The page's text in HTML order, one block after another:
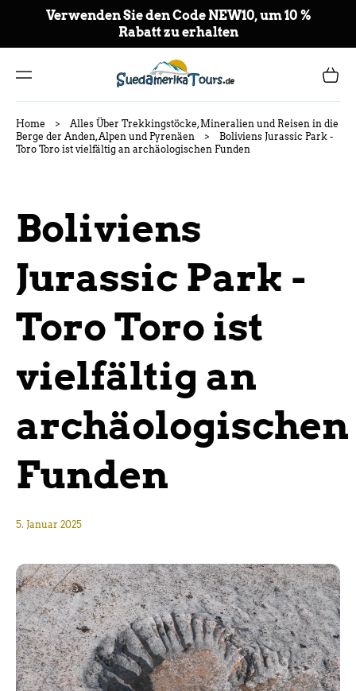
LT
Verwenden Sie den Code NEW10, um 10 %
Rabatt zu erhalten
Home >
Alles Über Trekkingstöcke, Mineralien und Reisen in die
Berge der Anden, Alpen und Pyrenäen
>
Boliviens Jurassic Park -
Toro Toro ist vielfältig an archäologischen Funden
Boliviens
Jurassic Park -
Toro Toro ist
vielfältig an
archäologischen
Funden
5. Januar 2025